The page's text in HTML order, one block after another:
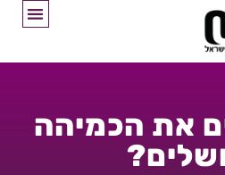
את הכמיהה